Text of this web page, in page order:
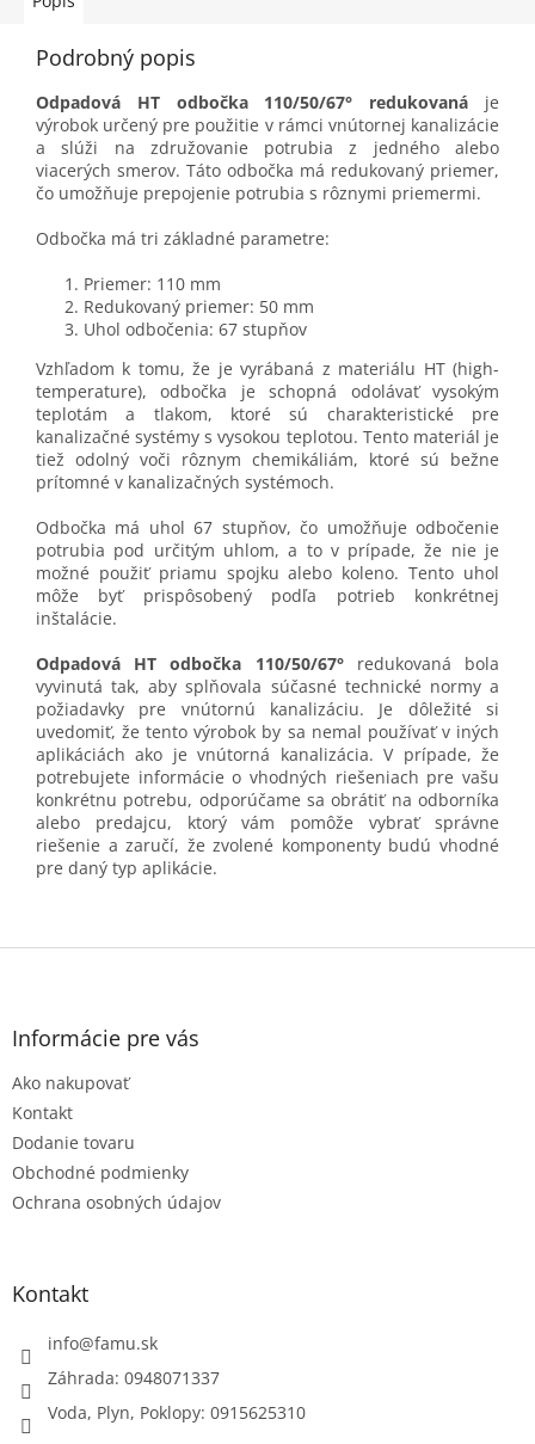
Podrobný popis
Odpadová HT odbočka 110/50/67° redukovaná je
výrobok určený pre použitie v rámci vnútornej kanalizácie
a slúži na združovanie potrubia z jedného alebo
viacerých smerov. Táto odbočka má redukovaný priemer,
čo umožňuje prepojenie potrubia s rôznymi priemermi.
Odbočka má tri základné parametre:
Priemer: 110 mm
Redukovaný priemer: 50 mm
Uhol odbočenia: 67 stupňov
Vzhľadom k tomu, že je vyrábaná z materiálu HT (high-
temperature), odbočka je schopná odolávať vysokým
teplotám a tlakom, ktoré sú charakteristické pre
kanalizačné systémy s vysokou teplotou. Tento materiál je
tiež odolný voči rôznym chemikáliám, ktoré sú bežne
prítomné v kanalizačných systémoch.
Odbočka má uhol 67 stupňov, čo umožňuje odbočenie
potrubia pod určitým uhlom, a to v prípade, že nie je
možné použiť priamu spojku alebo koleno. Tento uhol
môže byť prispôsobený podľa potrieb konkrétnej
inštalácie.
Odpadová HT odbočka 110/50/67°redukovaná bola
vyvinutá tak, aby splňovala súčasné technické normy a
požiadavky pre vnútornú kanalizáciu. Je dôležité si
uvedomiť, že tento výrobok by sa nemal používať v iných
aplikáciách ako je vnútorná kanalizácia. V prípade, že
potrebujete informácie o vhodných riešeniach pre vašu
konkrétnu potrebu, odporúčame sa obrátiť na odborníka
alebo predajcu, ktorý vám pomôže vybrať správne
riešenie a zaručí, že zvolené komponenty budú vhodné
pre daný typ aplikácie.
Z
Informácie pre vás
Ako nakupovať
Kontakt
Dodanie tovaru
Obchodné podmienky
Ochrana osobných údajov
Kontakt
info@famu.sk
Záhrada: 0948071337
Voda, Plyn, Poklopy: 0915625310